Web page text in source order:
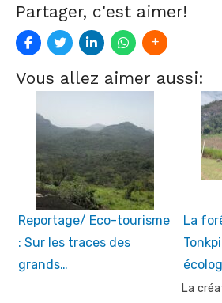
Partager, c'est aimer!
Vous allez aimer aussi:
Reportage/ Eco-tourisme
: Sur les traces des
grands…
La
La